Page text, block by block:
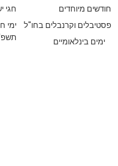
חגי
חודשים מיוחדים
ימי
תשפ"ב
פסטיבלים וקרנבלים בחו"ל
ימים בינלאומיים